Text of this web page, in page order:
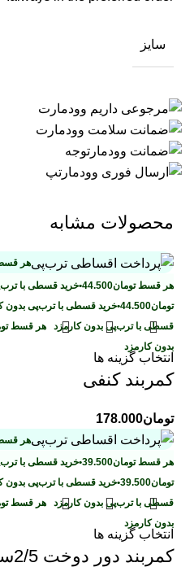
سایز
محصولات مشابه
هر
هر قسطتومان44.500
•خرید قسطی با
تومان44.500
•خرید قسطی با ترب‌پی بدون
قسطی با ترب‌پی بدون کارمزد هر قسط
بدون کارمزد
انتخاب گزینه ها
کمربند کنفی
تومان178.000
هر
هر قسطتومان39.500
•خرید قسطی با
تومان39.500
•خرید قسطی با ترب‌پی بدون
قسطی با ترب‌پی بدون کارمزد هر قسط
بدون کارمزد
انتخاب گزینه ها
کمربند دور دوخت 2/5سانت